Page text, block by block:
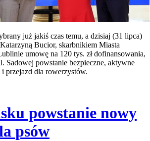
już jakiś czas temu, a dzisiaj (31 lipca)
Bucior, skarbnikiem Miasta
umowę na 120 tys. zł dofinansowania,
Sadowej powstanie bezpieczne, aktywne
przejazd dla rowerzystów.
powstanie nowy
psów